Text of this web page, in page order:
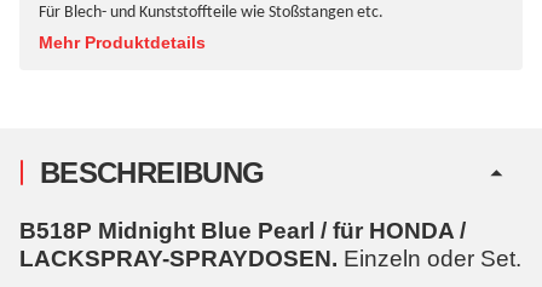
Für Blech- und Kunststoffteile wie Stoßstangen etc.
Mehr Produktdetails
BESCHREIBUNG
B518P Midnight Blue Pearl / für HONDA /
LACKSPRAY-SPRAYDOSEN. Einzeln oder Set.